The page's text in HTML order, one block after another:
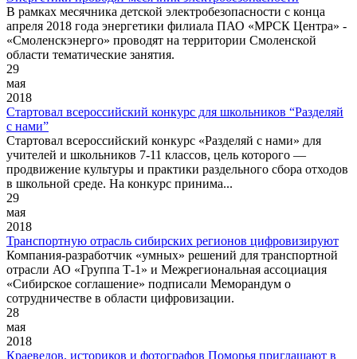
В рамках месячника детской электробезопасности с конца
апреля 2018 года энергетики филиала ПАО «МРСК Центра» -
«Смоленскэнерго» проводят на территории Смоленской
области тематические занятия.
29
мая
2018
Стартовал всероссийский конкурс для школьников “Разделяй
с нами”
Стартовал всероссийский конкурс «Разделяй с нами» для
учителей и школьников 7-11 классов, цель которого —
продвижение культуры и практики раздельного сбора отходов
в школьной среде. На конкурс принима...
29
мая
2018
Транспортную отрасль сибирских регионов цифровизируют
Компания-разработчик «умных» решений для транспортной
отрасли АО «Группа Т-1» и Межрегиональная ассоциация
«Сибирское соглашение» подписали Меморандум о
сотрудничестве в области цифровизации.
28
мая
2018
Краеведов, историков и фотографов Поморья приглашают в